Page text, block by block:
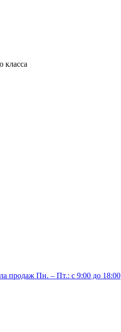
класса
продаж Пн. – Пт.: с 9:00 до 18:00